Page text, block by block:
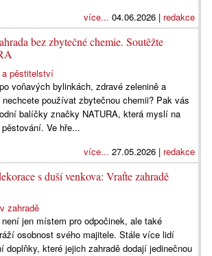
více... 04.06.2026 | redakce
bez zbytečné chemie. Soutěžte
a pěstitelství
voňavých bylinkách, zdravé zelenině a
používat zbytečnou chemii? Pak vás
balíčky značky NATURA, která myslí na
Ve hře...
více... 27.05.2026 | redakce
s duší venkova: Vraťte zahradě
zahradě
není jen místem pro odpočinek, ale také
osobnost svého majitele. Stále více lidí
doplňky, které jejich zahradě dodají jedinečnou